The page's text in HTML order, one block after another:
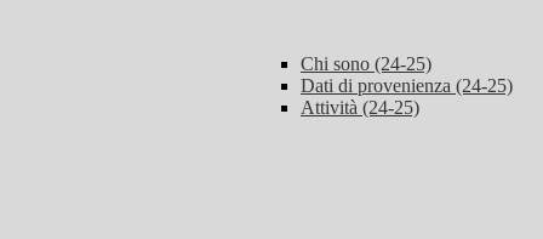
Chi sono (24-25)
Dati di provenienza (24-25)
Attività (24-25)